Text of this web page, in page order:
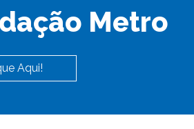
Metro
Aqui!